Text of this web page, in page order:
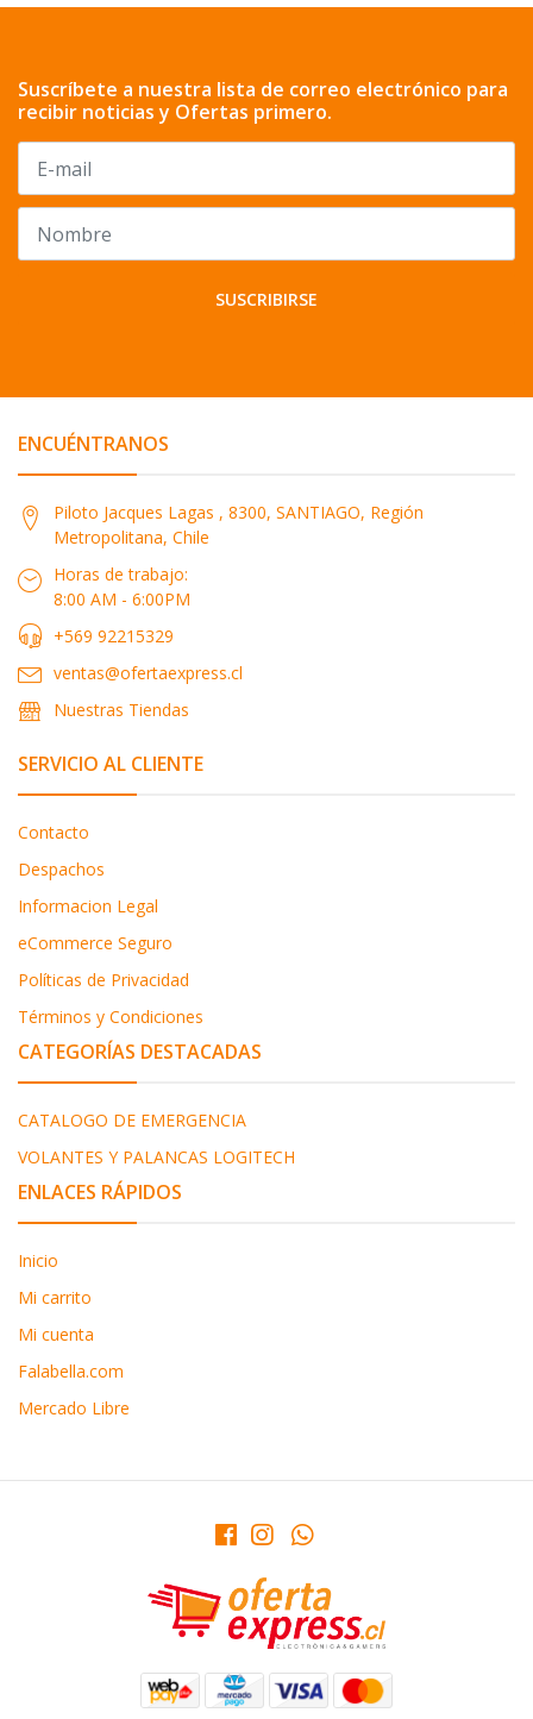
Suscríbete a nuestra lista de correo electrónico para
recibir noticias y Ofertas primero.
SUSCRIBIRSE
ENCUÉNTRANOS
Piloto Jacques Lagas , 8300, SANTIAGO, Región
Metropolitana, Chile
Horas de trabajo:
8:00 AM - 6:00PM
+569 92215329
ventas@ofertaexpress.cl
Nuestras Tiendas
SERVICIO AL CLIENTE
Contacto
Despachos
Informacion Legal
eCommerce Seguro
Políticas de Privacidad
Términos y Condiciones
CATEGORÍAS DESTACADAS
CATALOGO DE EMERGENCIA
VOLANTES Y PALANCAS LOGITECH
ENLACES RÁPIDOS
Inicio
Mi carrito
Mi cuenta
Falabella.com
Mercado Libre